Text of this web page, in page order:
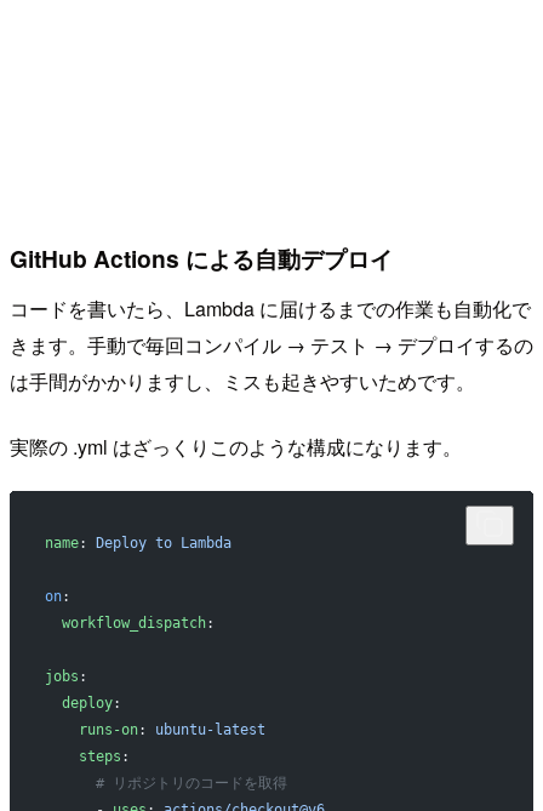
GitHub Actions による自動デプロイ
コードを書いたら、Lambda に届けるまでの作業も自動化で
きます。手動で毎回コンパイル → テスト → デプロイするの
は手間がかかりますし、ミスも起きやすいためです。
実際の .yml はざっくりこのような構成になります。
name: Deploy to Lambda
on:
  workflow_dispatch
:
jobs :
  deploy
:
    runs-on
: ubuntu-latest
    steps
:
      # リポジトリのコードを取得